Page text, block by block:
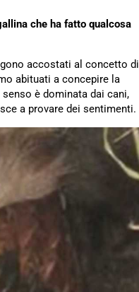
che ha fatto qualcosa
accostati al concetto di
abituati a concepire la
è dominata dai cani,
a provare dei sentimenti.